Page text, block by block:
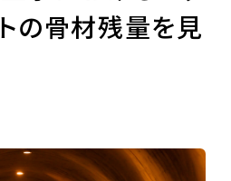
トの骨材残量を 見